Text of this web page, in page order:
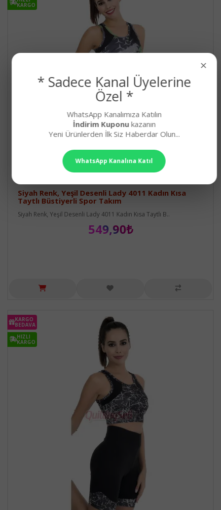
KARGO
Siyah Renk, Yeşil Desenli Lady 4011 Kadın Kısa
Taytlı Büstiyerli Spor Takım
Siyah Renk, Yeşil Desenli Lady 4011 Kadın Kısa Taytlı B..
549,90₺
KARGO
BEDAVA
HIZLI
KARGO
×
* Sadece Kanal Üyelerine
Özel *
WhatsApp Kanalımıza Katılın
İndirim Kuponukazanın
Yeni Ürünlerden İlk Siz Haberdar Olun...
WhatsApp Kanalına Katıl